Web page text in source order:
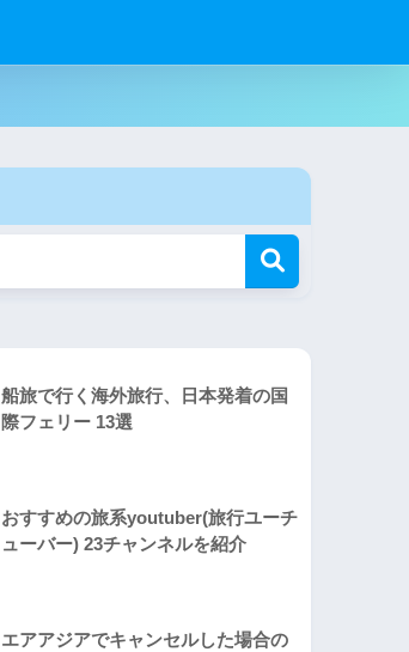
船旅で行く海外旅行、日本発着の国
際フェリー 13選
おすすめの旅系youtuber(旅行ユーチ
ューバー) 23チャンネルを紹介
エアアジアでキャンセルした場合の